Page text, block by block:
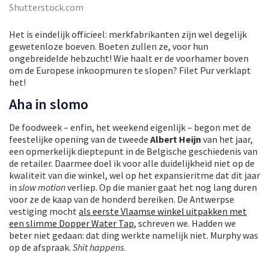
Shutterstock.com
Het is eindelijk officieel: merkfabrikanten zijn wel degelijk
gewetenloze boeven. Boeten zullen ze, voor hun
ongebreidelde hebzucht! Wie haalt er de voorhamer boven
om de Europese inkoopmuren te slopen? Filet Pur verklapt
het!
Aha in slomo
De foodweek – enfin, het weekend eigenlijk – begon met de
feestelijke opening van de tweede Albert Heijn van het jaar,
een opmerkelijk dieptepunt in de Belgische geschiedenis van
de retailer. Daarmee doel ik voor alle duidelijkheid niet op de
kwaliteit van die winkel, wel op het expansieritme dat dit jaar
in slow motionverliep. Op die manier gaat het nog lang duren
voor ze de kaap van de honderd bereiken. De Antwerpse
vestiging mocht als eerste Vlaamse winkel uitpakken met
een slimme Dopper Water Tap, schreven we. Hadden we
beter niet gedaan: dat ding werkte namelijk niet. Murphy was
op de afspraak. Shit happens.